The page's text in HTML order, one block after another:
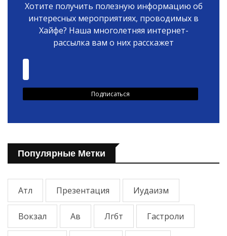
Хотите получить полезную информацию об
интересных мероприятиях, проводимых в
Хайфе? Наша многолетняя интернет-
рассылка вам о них расскажет
Популярные Метки
Атл Презентация Иудаизм
Вокзал Ав Лгбт Гастроли